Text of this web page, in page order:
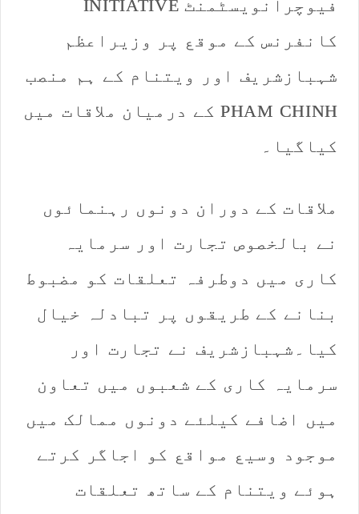
فیوچرانویسٹمنٹ INITIATIVE
کانفرنس کے موقع پر وزیراعظم
شہبازشریف اور ویتنام کے ہم منصب
PHAM CHINH کے درمیان ملاقات میں
کیاگیا۔
ملاقات کے دوران دونوں رہنمائوں
نے بالخصوص تجارت اور سرمایہ
کاری میں دوطرفہ تعلقات کو مضبوط
بنانے کے طریقوں پر تبادلہ خیال
کیا۔شہبازشریف نے تجارت اور
سرمایہ کاری کے شعبوں میں تعاون
میں اضافے کیلئے دونوں ممالک میں
موجود وسیع مواقع کو اجاگر کرتے
ہوئے ویتنام کے ساتھ تعلقات